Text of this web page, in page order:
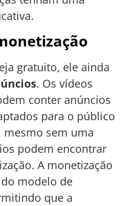
gratuito, ele ainda
. Os vídeos
conter anúncios
para o público
sem uma
podem encontrar
A monetização
modelo de
que a